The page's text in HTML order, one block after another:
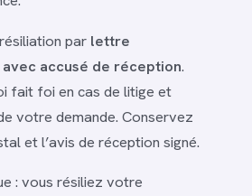
par lettre
accusé de réception.
fait foi en cas de litige et
votre demande. Conservez
et l’avis de réception signé.
: vous résiliez votre